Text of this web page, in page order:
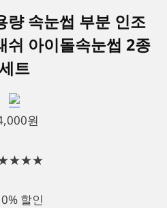
량 속눈썹 부분 인조
쉬 아이돌속눈썹 2종
트
원
할인